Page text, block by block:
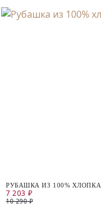
РУБАШКА ИЗ 100% ХЛОПКА
7 203 ₽
10 290 ₽